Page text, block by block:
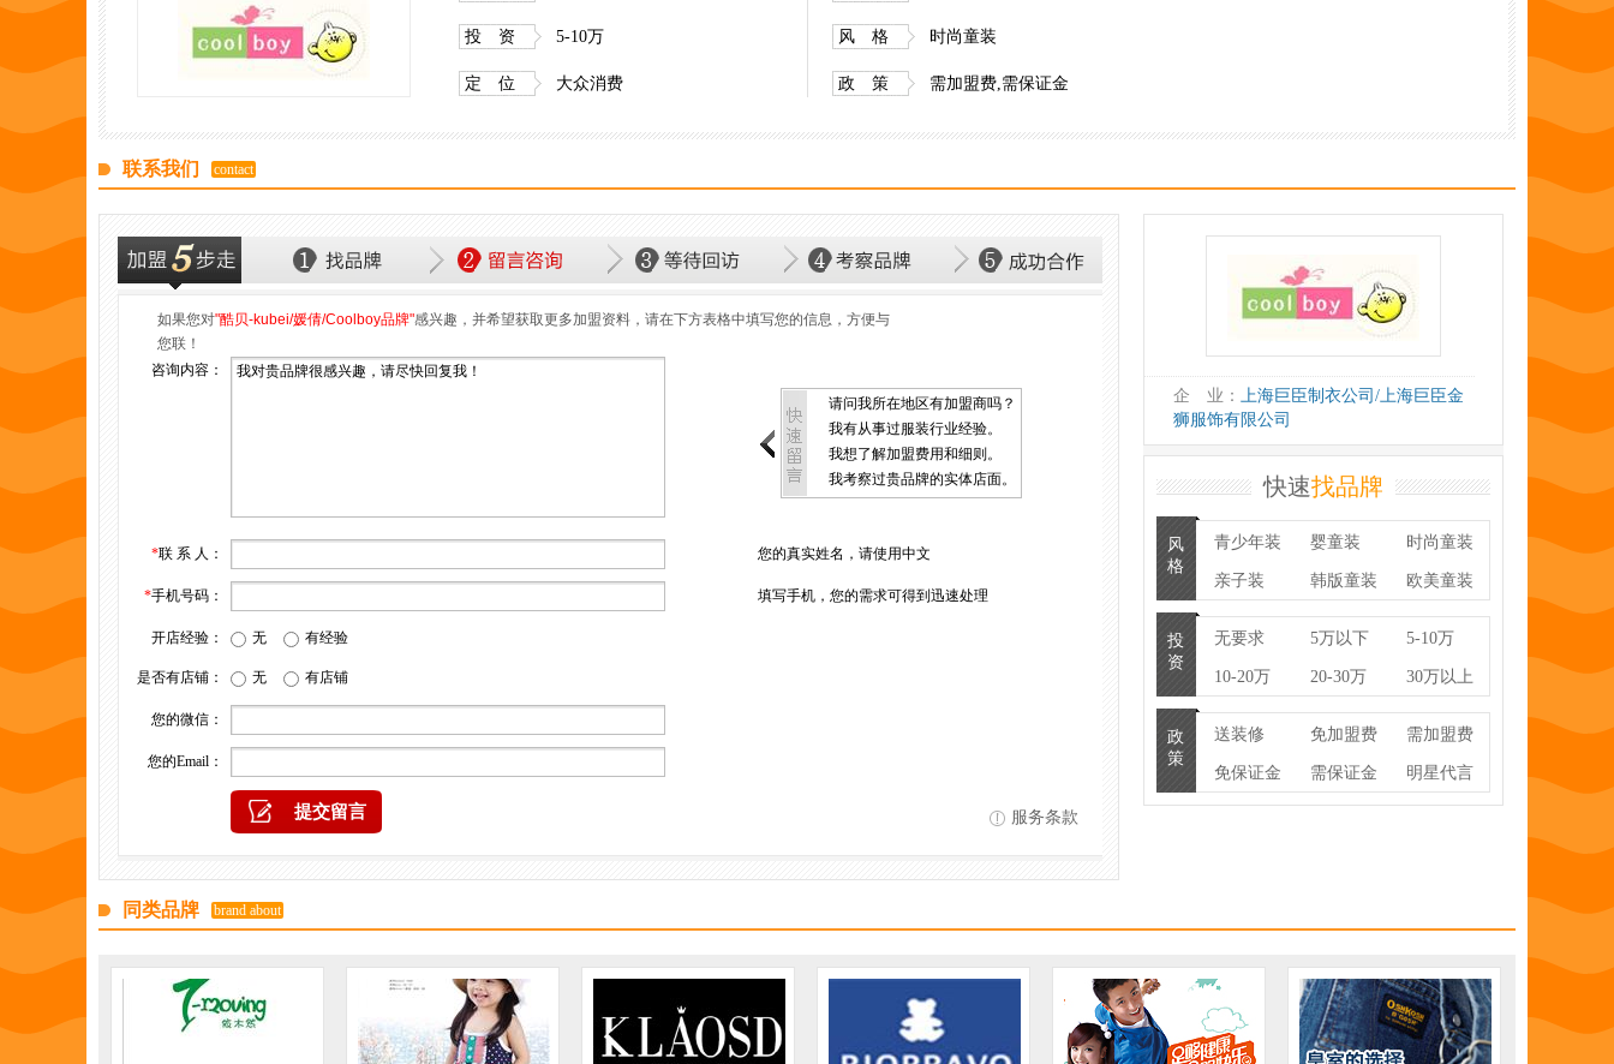
多年来，公司先后获得了“诚信企业”、“A类纳税信用企业”、“劳动关系和谐企业”、“奉贤2009.2010财富百强企业”等殊荣。
投 资 5-10万
定 位 大众消费
风 格 时尚童装
政 策 需加盟费,需保证金
联系我们 contact
如果您对"酷贝-kubei/媛倩/Coolboy品牌"感兴趣，并希望获取更多加盟资料，请在下方表格中填写您的信息，方便与
您联！
咨询内容：
请问我所在地区有加盟商吗？
我有从事过服装行业经验。
我想了解加盟费用和细则。
我考察过贵品牌的实体店面。
*联 系 人： 您的真实姓名，请使用中文
*手机号码： 填写手机，您的需求可得到迅速处理
开店经验： 无 有经验
是否有店铺： 无 有店铺
您的微信：
您的Email：
服务条款
企 业： 上海巨臣制衣公司/上海巨臣金
狮服饰有限公司
快速找品牌
风
格
青少年装 婴童装 时尚童装
亲子装 韩版童装 欧美童装
潮牌 童鞋
投
资
无要求 5万以下 5-10万
10-20万 20-30万 30万以上
政
策
送装修 免加盟费 需加盟费
免保证金 需保证金 明星代言
联营 100%换货 货架提供
厂家直供 线上运营
同类品牌 brand about